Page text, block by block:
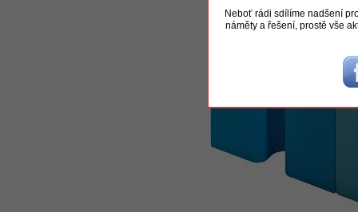
Neboť rádi sdílíme nadšení
náměty a řešení, prostě vše